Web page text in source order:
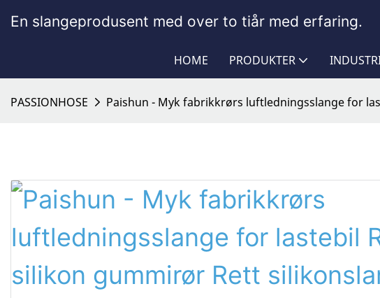
En slangeprodusent med over to tiår med erfaring.
HOME PRODUKTER
PASSIONHOSE Paishun - Myk fabrikkrørs luftledningsslange for